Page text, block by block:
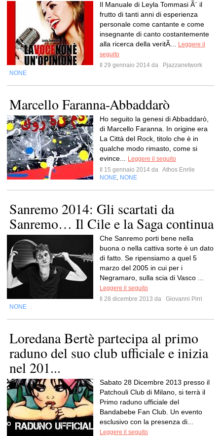
Il Manuale di Leyla Tommasi Ã¨ il
frutto di tanti anni di esperienza
personale come cantante e come
insegnante di canto costantemente
alla ricerca della veritÃ...
Leggere il
seguito
Il 29 gennaio 2014 da
Pjazzanetwork
NONE
Marcello Faranna-Abbaddarò
Ho seguito la genesi di Abbaddarò,
di Marcello Faranna. In origine era
La Città del Rock, titolo che è in
qualche modo rimasto, come si
evince...
Leggere il seguito
Il 15 gennaio 2014 da Athos Enrile
NONE NONE
Sanremo 2014: Gli scartati da
Sanremo… Il Cile e la Saga continua
Che Sanremo porti bene nella
buona o nella cattiva sorte è un dato
di fatto. Se ripensiamo a quel 5
marzo del 2005 in cui per i
Negramaro, sulla scia di Vasco ...
Leggere il seguito
Il 28 dicembre 2013 da
Giovanni Pirri
NONE
Loredana Bertè partecipa al primo
raduno del suo club ufficiale e inizia
nel 201...
Sabato 28 Dicembre 2013 presso il
Patchouli Club di Milano, si terrà il
Primo raduno ufficiale del
Bandabebe Fan Club. Un evento
esclusivo con la presenza di...
Leggere il seguito